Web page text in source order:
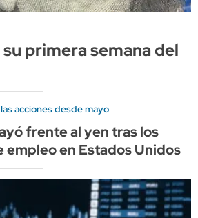
primera semana del
acciones desde mayo
frente al yen tras los
empleo en Estados Unidos